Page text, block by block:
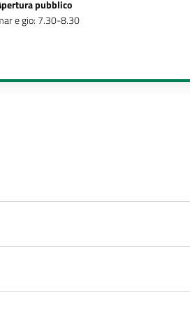
pubblico
e gio: 7.30-8.30